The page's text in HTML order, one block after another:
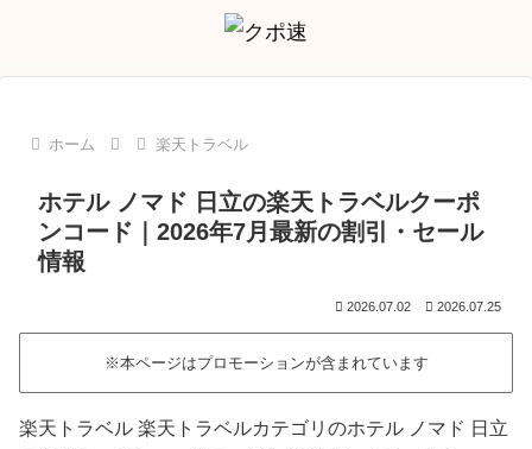
ホーム 楽天トラベル
ホテル ノマド 日立の楽天トラベルクーポ
ンコード｜2026年7月最新の割引・セール
情報
2026.07.02 2026.07.25
※本ページはプロモーションが含まれています
楽天トラベル 楽天トラベルカテゴリのホテル ノマド 日立